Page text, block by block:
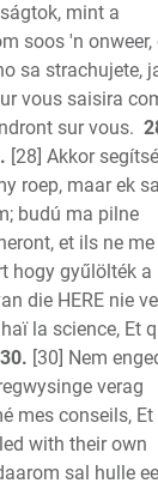
mint a
soos 'n onweer,
sa strachujete,
vous saisira
sur vous.
[28] Akkor
roep, maar ek
budú ma pilne
et ils ne me
hogy gyűlölték a
die HERE nie
la science, Et
30. [30] Nem
verag
mes conseils,
with their own
sal hulle